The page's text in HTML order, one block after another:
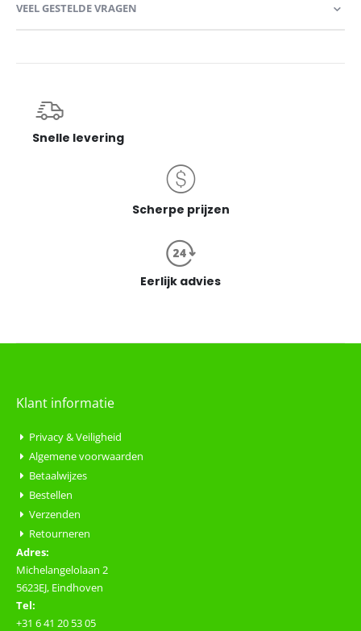
VEEL GESTELDE VRAGEN
Snelle levering
Scherpe prijzen
Eerlijk advies
Klant informatie
Privacy & Veiligheid
Algemene voorwaarden
Betaalwijzes
Bestellen
Verzenden
Retourneren
Adres:
Michelangelolaan 2
5623EJ, Eindhoven
Tel:
+31 6 41 20 53 05